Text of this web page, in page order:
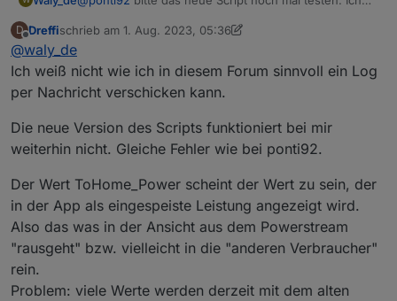
Bildschirm­foto 2023-08-01 um 01.05.20
Wenn da Einträge mit:
kommen, bitte schicken.
D
Offline
Dreffischrieb am 1. Aug. 2023, 05:36
zuletzt editiert von Dreffi 8. Jan. 2023, 07:49
@waly_de
Ich weiß nicht wie ich in diesem Forum sinnvoll ein Log
per Nachricht verschicken kann.
Die neue Version des Scripts funktioniert bei mir
weiterhin nicht. Gleiche Fehler wie bei ponti92.
Der Wert ToHome_Power scheint der Wert zu sein, der
in der App als eingespeiste Leistung angezeigt wird.
Also das was in der Ansicht aus dem Powerstream
"rausgeht" bzw. vielleicht in die "anderen Verbraucher"
rein.
Problem: viele Werte werden derzeit mit dem alten